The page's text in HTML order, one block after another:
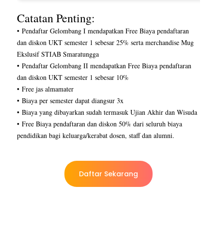
Catatan Penting:
• Pendaftar Gelombang I mendapatkan Free Biaya pendaftaran
dan diskon UKT semester 1 sebesar 25% serta merchandise Mug
Ekslusif STIAB Smaratungga
• Pendaftar Gelombang II mendapatkan Free Biaya pendaftaran
dan diskon UKT semester 1 sebesar 10%
• Free jas almamater
• Biaya per semester dapat diangsur 3x
• Biaya yang dibayarkan sudah termasuk Ujian Akhir dan Wisuda
• Free Biaya pendaftaran dan diskon 50% dari seluruh biaya
pendidikan bagi keluarga/kerabat dosen, staff dan alumni.
Daftar Sekarang